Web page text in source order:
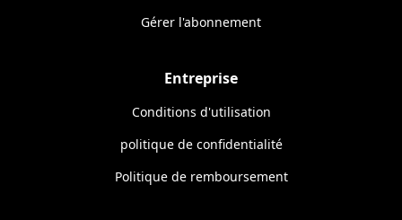
Gérer l'abonnement
Entreprise
Conditions d'utilisation
politique de confidentialité
Politique de remboursement